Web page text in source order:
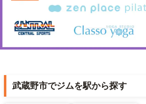
武蔵野市でジムを駅から探す